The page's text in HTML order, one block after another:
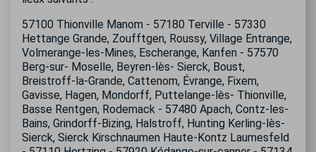
57100 Thionville Manom - 57180 Terville - 57330
Hettange Grande, Zoufftgen, Roussy, Village Entrange,
Volmerange-les-Mines, Escherange, Kanfen - 57570
Berg-sur- Moselle, Beyren-lès- Sierck, Boust,
Breistroff-la-Grande, Cattenom, Évrange, Fixem,
Gavisse, Hagen, Mondorff, Puttelange-lès- Thionville,
Basse Rentgen, Rodemack - 57480 Apach, Contz-les-
Bains, Grindorff-Bizing, Halstroff, Hunting Kerling-lès-
Sierck, Sierck Kirschnaumen Haute-Kontz Laumesfeld